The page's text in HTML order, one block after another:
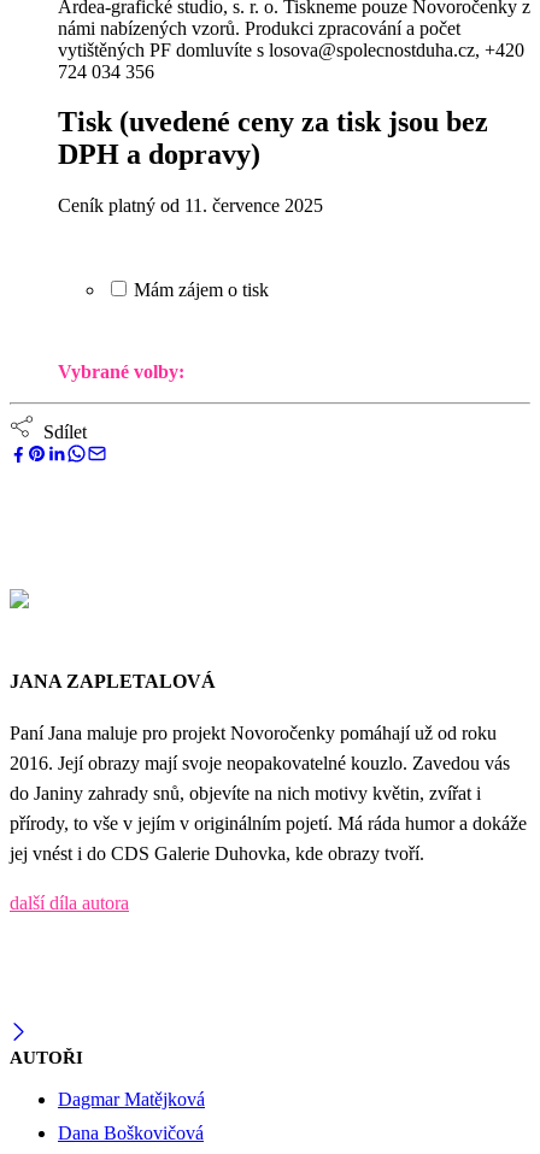
Ardea-grafické studio, s. r. o. Tiskneme pouze Novoročenky z
námi nabízených vzorů. Produkci zpracování a počet
vytištěných PF domluvíte s losova@spolecnostduha.cz, +420
724 034 356
Tisk(uvedené ceny za tisk jsou bez
DPH a dopravy)
Ceník platný od 11. července 2025
Mám zájem o tisk
Vybrané volby:
Sdílet
JANA ZAPLETALOVÁ
Paní Jana maluje pro projekt Novoročenky pomáhají už od roku
2016. Její obrazy mají svoje neopakovatelné kouzlo. Zavedou vás
do Janiny zahrady snů, objevíte na nich motivy květin, zvířat i
přírody, to vše v jejím v originálním pojetí. Má ráda humor a dokáže
jej vnést i do CDS Galerie Duhovka, kde obrazy tvoří.
další díla autora
AUTOŘI
Dagmar Matějková
Dana Boškovičová